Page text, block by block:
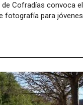
de Cofradías convoca el
fotografía para jóvenes